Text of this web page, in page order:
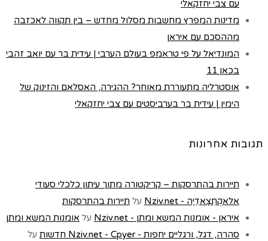
עם צבי יחזקאלי
מדינות המפרץ מחשבות מסלול מחדש – בין תקווה לאכזבה
מההסכם עם איראן
המונדיאל על פי טראמפ בעולם הערבי | עידית בר עם יואב זהבי
בכאן 11
אוסטרליה מתעוררת מאוחר? ההגירה, האסלאם והזינוק של
הימין | עידית בר בערביסטים עם צבי יחזקאלי
תגובות אחרונות
תיירות בהתרסקות – קריקטורה מתוך עיתון כלכלי סעודי
אלאקְתִצַאדִיַה - Nziv.net
על תיירות בהתרסקות
איראן - אומנות המשא ומתן - Nziv.net
על אומנות המשא ומתן
סהרה, דגל, ורגליים יחפות - Nziv.net - Cpyer חדשות
על